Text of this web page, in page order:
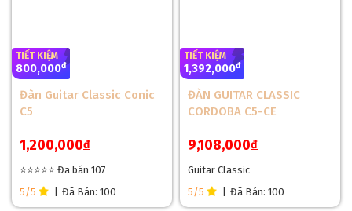
TIẾT KIỆM
800,000đ
Đàn Guitar Classic Conic
C5
1,200,000đ
⭐⭐⭐⭐⭐ Đã bán 107
5/5
Đã Bán: 100
TIẾT KIỆM
1,392,000đ
ĐÀN GUITAR CLASSIC
CORDOBA C5-CE
9,108,000đ
Guitar Classic
5/5
Đã Bán: 100